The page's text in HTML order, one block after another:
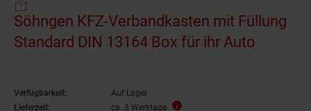
Söhngen KFZ-Verbandkasten mit Füllung
Standard DIN 13164 Box für ihr Auto
Verfügbarkeit:
Auf Lager
Lieferzeit:
ca. 3 Werktage